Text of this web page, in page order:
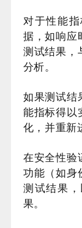
对于性能
据，如响应
测试结果，
分析。
如果测试结
能指标得以
化，并重新
在安全性验
功能（如身
测试结果
果。